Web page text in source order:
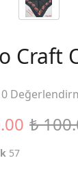
Craft
0
₺
57